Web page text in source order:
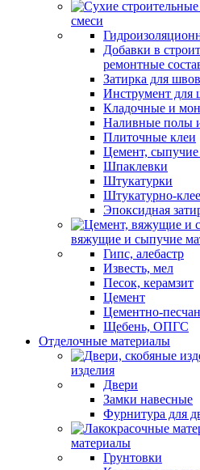
смеси
Добавки в
ремонтные
Затирка для швов
Инструмент для
Кладочные и
Наливные полы
Плиточные клеи
Цемент,
Шпаклевки
Штукатурки
Штукатурно-
Эпоксидная
вяжущие и сыпучие
Гипс, алебастр
Известь, мел
Песок, керамзит
Цемент
Цементно-
Щебень, ОПГС
Отделочные материалы
изделия
Двери
Замки навесные
Фурнитура для
материалы
Грунтовки